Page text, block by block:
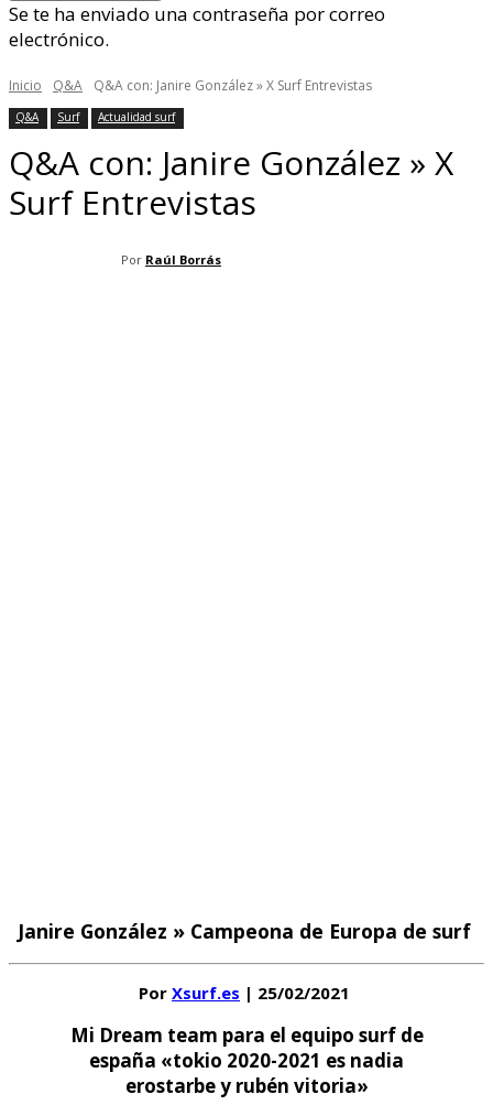
Se te ha enviado una contraseña por correo
electrónico.
Inicio Q&A Q&A con: Janire González » X Surf Entrevistas
Q&A Surf Actualidad surf
Q&A con: Janire González » X
Surf Entrevistas
Por Raúl Borrás
Janire González » Campeona de Europa de surf
Por Xsurf.es | 25/02/2021
Mi Dream team para el equipo surf de
españa «tokio 2020-2021 es nadia
erostarbe y rubén vitoria»